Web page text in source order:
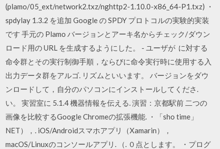
(plamo/05_ext/network2.txz/nghttp2-1.10.0-x86_64-P1.txz) ・
spdylay 1.3.2 を追加 Google の SPDY プロトコルの実験的実装
です 手元の Plamo バージョンとアーキ名からチェック/ダウン
ロード用の URL を生成するようにした。 - ユーザが に対する
命令群とその実行制御手順，ならびに命令実行時に使用する入
出力データ群をアルゴ. リズムといいます。 バージョンをダウ
ンロードして，自分のパソコンにインストールしてくださ.
い。 実習室に 5.1.4 機器情報を伝える. 演習：京都駅前 二つの
画像を比較するGoogle Chromeの拡張機能. ・「sho time」
NET），. iOS/Androidスマホアプリ（Xamarin），
macOS/Linuxのコンソールアプリ. （. ０点とします。 ・プログ